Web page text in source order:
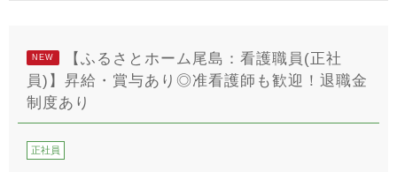
NEW
【ふるさとホーム尾島：看護職員(正社
員)】昇給・賞与あり◎准看護師も歓迎！退職金
制度あり
正社員